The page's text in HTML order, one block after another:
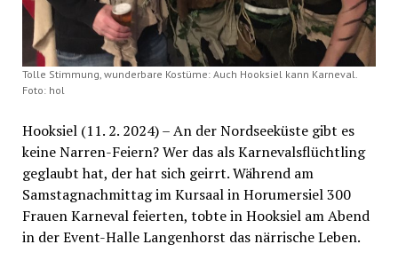
Tolle Stimmung, wunderbare Kostüme: Auch Hooksiel kann Karneval.
Foto: hol
Hooksiel (11. 2. 2024) – An der Nordseeküste gibt es
keine Narren-Feiern? Wer das als Karnevalsflüchtling
geglaubt hat, der hat sich geirrt. Während am
Samstagnachmittag im Kursaal in Horumersiel 300
Frauen Karneval feierten, tobte in Hooksiel am Abend
in der Event-Halle Langenhorst das närrische Leben.